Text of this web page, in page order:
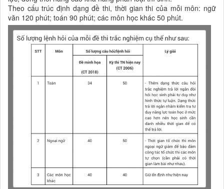
Theo cấu trúc định dạng đề thi, thời gian thi của mỗi môn: ngữ
văn 120 phút; toán 90 phút; các môn học khác 50 phút.